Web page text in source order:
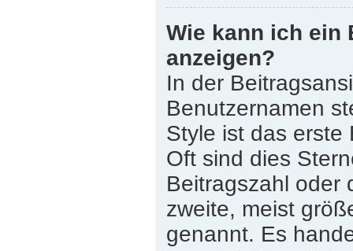
Wie kann ich ein
anzeigen?
In der
Benutzernamen
Style ist das erste
Oft sind dies
Beitragszahl oder
zweite, meist
genannt. Es